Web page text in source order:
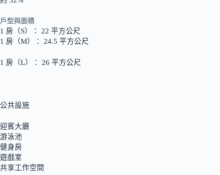
戶型與面積
1 房（S）： 22 平方公尺
1 房（M）： 24.5 平方公尺
1 房（L）： 26 平方公尺
公共設施
迎賓大廳
游泳池
健身房
遊戲室
共享工作空間